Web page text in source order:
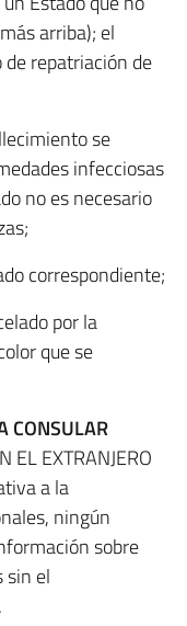
arriba); el
repatriación de
se
infecciosas
no es necesario
correspondiente;
por la
que se
CONSULAR
EL EXTRANJERO
a la
ningún
sobre
sin el